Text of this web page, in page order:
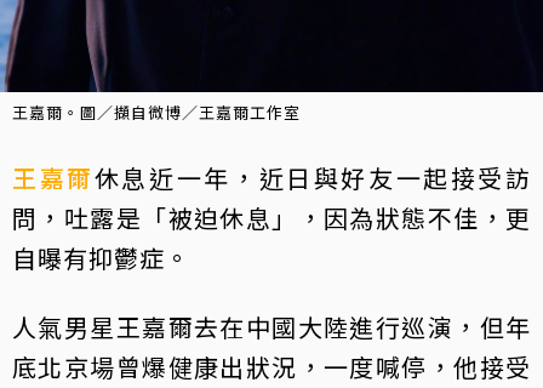
王嘉爾。圖／擷自微博／王嘉爾工作室
王嘉爾休息近一年，近日與好友一起接受訪
問，吐露是「被迫休息」，因為狀態不佳，更
自曝有抑鬱症。
人氣男星王嘉爾去在中國大陸進行巡演，但年
底北京場曾爆健康出狀況，一度喊停，他接受